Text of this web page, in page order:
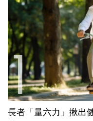
長者「量六力」揪出